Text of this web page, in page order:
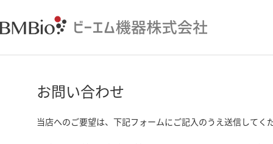
お問い合わせ
当店へのご要望は、下記フォームにご記入のうえ送信してく